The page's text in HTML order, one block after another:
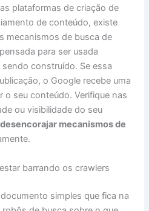
plataformas de criação de
de conteúdo, existe
mecanismos de busca de
para ser usada
construído. Se essa
o Google recebe uma
o seu conteúdo. Verifique nas
ou visibilidade do seu
mecanismos de
barrando os crawlers
simples que fica na